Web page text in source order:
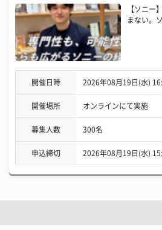
【ソニー
まない。
開催日時 2026年08月19日(水)
開催場所 オンラインにて実施
募集人数 300名
申込締切 2026年08月19日(水)